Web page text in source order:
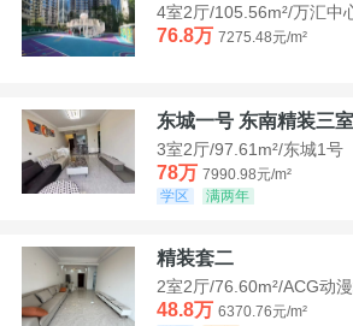
4室2厅/105.56m²/万汇中
76.8万 7275.48元/m²
东城一号 东南精装三
3室2厅/97.61m²/东城1号
78万 7990.98元/m²
学区
满两年
精装套二
2室2厅/76.60m²/ACG动
48.8万 6370.76元/m²